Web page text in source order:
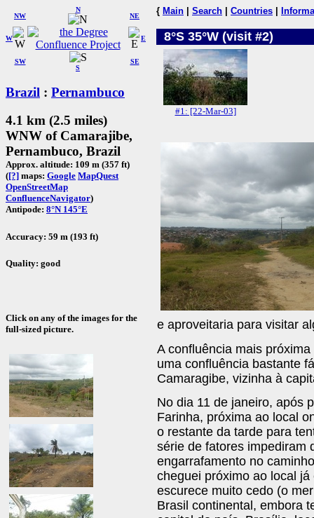
W
NW
N
NE
SW
S
SE
E
Brazil : Pernambuco
4.1 km (2.5 miles)
WNW of Camarajibe,
Pernambuco, Brazil
Approx. altitude: 109 m (357 ft)
([?] maps: Google MapQuest
OpenStreetMap
ConfluenceNavigator)
Antipode: 8°N 145°E
Accuracy: 59 m (193 ft)
Quality: good
Click on any of the images for the
full-sized picture.
{ Main Search Countries
8°S 35°W (visit #2)
#1: [22-Mar-03]
e aproveitaria para visitar
A confluência mais
uma confluência bastante
Camaragibe, vizinha à
No dia 11 de janeiro, após
Farinha, próxima ao local
o restante da tarde para
série de fatores impediram
engarrafamento no
cheguei próximo ao local
escurece muito cedo (o
Brasil continental, embora